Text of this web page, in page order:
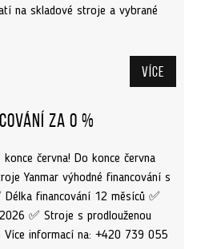
na skladové stroje a vybrané
Více
za 0 %
června! Do konce června
Yanmar výhodné financování s
financování 12 měsíců ✅
✅ Stroje s prodlouženou
informací na: +420 739 055